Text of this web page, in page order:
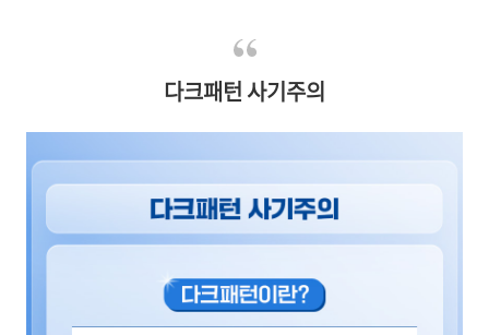
다크패턴 사기주의